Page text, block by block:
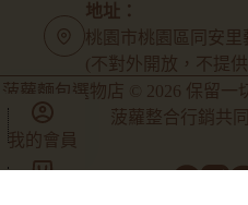
地址：
桃園市桃園區同安里
(不對外開放，不提
菠蘿麵包選物店 © 2026 保留一
菠蘿整合行銷 共
我的會員